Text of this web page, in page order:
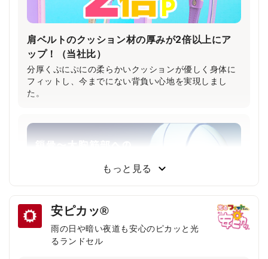
肩ベルトのクッション材の厚みが2倍以上にア
ップ！（当社比）
分厚くぷにぷにの柔らかいクッションが優しく身体に
フィットし、今までにない背負い心地を実現しまし
た。
もっと見る
安ピカッ®
雨の日や暗い夜道も安心のピカッと光
るランドセル